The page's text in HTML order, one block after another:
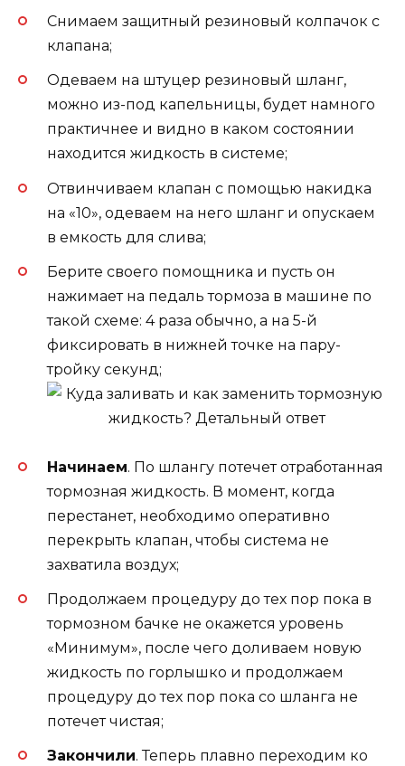
Снимаем защитный резиновый колпачок с
клапана;
Одеваем на штуцер резиновый шланг,
можно из-под капельницы, будет намного
практичнее и видно в каком состоянии
находится жидкость в системе;
Отвинчиваем клапан с помощью накидка
на «10», одеваем на него шланг и опускаем
в емкость для слива;
Берите своего помощника и пусть он
нажимает на педаль тормоза в машине по
такой схеме: 4 раза обычно, а на 5-й
фиксировать в нижней точке на пару-
тройку секунд;
Начинаем. По шлангу потечет отработанная
тормозная жидкость. В момент, когда
перестанет, необходимо оперативно
перекрыть клапан, чтобы система не
захватила воздух;
Продолжаем процедуру до тех пор пока в
тормозном бачке не окажется уровень
«Минимум», после чего доливаем новую
жидкость по горлышко и продолжаем
процедуру до тех пор пока со шланга не
потечет чистая;
Закончили. Теперь плавно переходим ко